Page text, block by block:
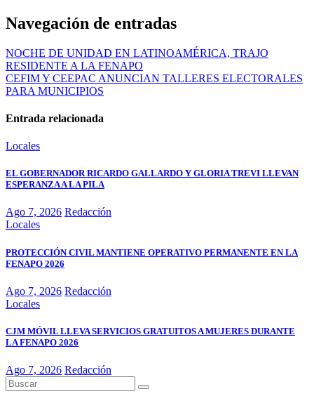
Navegación de entradas
NOCHE DE UNIDAD EN LATINOAMÉRICA, TRAJO
RESIDENTE A LA FENAPO
CEFIM Y CEEPAC ANUNCIAN TALLERES ELECTORALES
PARA MUNICIPIOS
Entrada relacionada
Locales
EL GOBERNADOR RICARDO GALLARDO Y GLORIA TREVI LLEVAN
ESPERANZA A LA PILA
Ago 7, 2026 Redacción
Locales
PROTECCIÓN CIVIL MANTIENE OPERATIVO PERMANENTE EN LA
FENAPO 2026
Ago 7, 2026 Redacción
Locales
CJM MÓVIL LLEVA SERVICIOS GRATUITOS A MUJERES DURANTE
LA FENAPO 2026
Ago 7, 2026 Redacción